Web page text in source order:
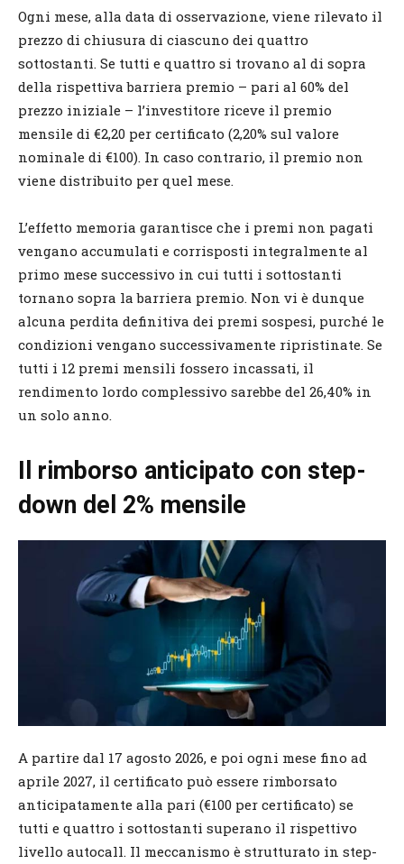
Ogni mese, alla data di osservazione, viene rilevato il
prezzo di chiusura di ciascuno dei quattro
sottostanti. Se tutti e quattro si trovano al di sopra
della rispettiva barriera premio – pari al 60% del
prezzo iniziale – l’investitore riceve il premio
mensile di €2,20 per certificato (2,20% sul valore
nominale di €100). In caso contrario, il premio non
viene distribuito per quel mese.
L’effetto memoria garantisce che i premi non pagati
vengano accumulati e corrisposti integralmente al
primo mese successivo in cui tutti i sottostanti
tornano sopra la barriera premio. Non vi è dunque
alcuna perdita definitiva dei premi sospesi, purché le
condizioni vengano successivamente ripristinate. Se
tutti i 12 premi mensili fossero incassati, il
rendimento lordo complessivo sarebbe del 26,40% in
un solo anno.
Il rimborso anticipato con step-
down del 2% mensile
A partire dal 17 agosto 2026, e poi ogni mese fino ad
aprile 2027, il certificato può essere rimborsato
anticipatamente alla pari (€100 per certificato) se
tutti e quattro i sottostanti superano il rispettivo
livello autocall. Il meccanismo è strutturato in step-